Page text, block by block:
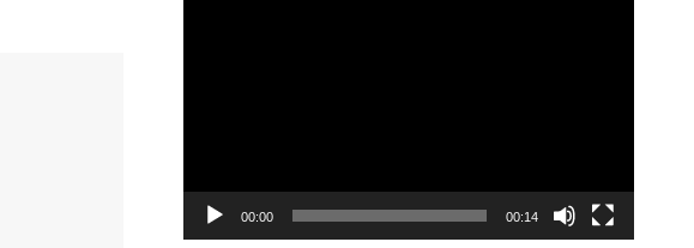
00:00 00:14